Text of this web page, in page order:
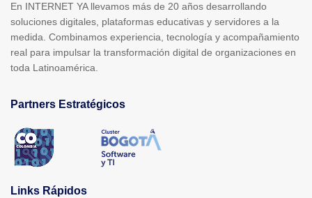
En INTERNET YA llevamos más de 20 años desarrollando
soluciones digitales, plataformas educativas y servidores a la
medida. Combinamos experiencia, tecnología y acompañamiento
real para impulsar la transformación digital de organizaciones en
toda Latinoamérica.
Partners Estratégicos
Links Rápidos